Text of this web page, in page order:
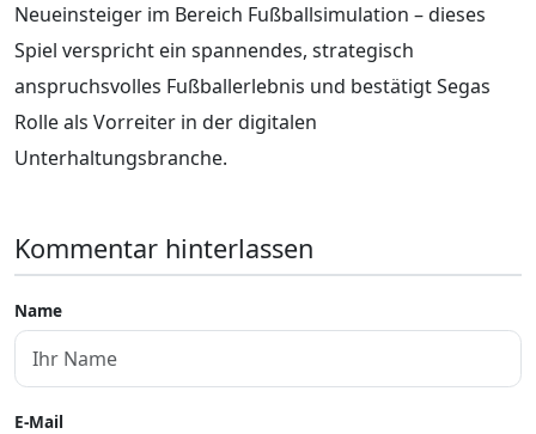
Neueinsteiger im Bereich Fußballsimulation – dieses
Spiel verspricht ein spannendes, strategisch
anspruchsvolles Fußballerlebnis und bestätigt Segas
Rolle als Vorreiter in der digitalen
Unterhaltungsbranche.
Kommentar hinterlassen
Name
E-Mail